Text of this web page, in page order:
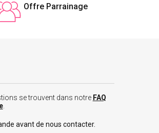
Offre Parrainage
se trouvent dans notre FAQ
.
avant de nous contacter.